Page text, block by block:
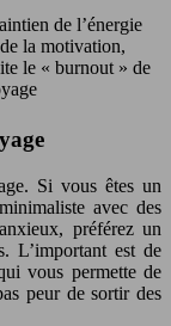
de l’énergie
la motivation,
le « burnout » de
Si vous êtes un
avec des
préférez un
L’important est de
vous permette de
peur de sortir des